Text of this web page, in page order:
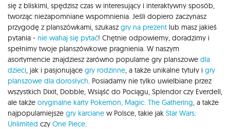
się z bliskimi, spędzisz czas w interesujący i interaktywny sposób,
tworząc niezapomniane wspomnienia. Jeśli dopiero zaczynasz
przygodę z planszówkami, szukasz gry na prezent lub masz jakieś
pytania - nie wahaj się pytać! Chętnie odpowiemy, doradzimy i
spełnimy twoje planszówkowe pragnienia. W naszym
asortymencie znajdziesz zarówno popularne gry planszowe dla
dzieci , jak i pasjonujące gry rodzinne , a także unikalne tytuły i gry
planszowe dla dorosłych . Posiadamy nie tylko uwielbiane przez
wszystkich Dixit, Dobble, Wsiąść do Pociągu, Splendor czy Everdell,
ale także oryginalne karty Pokemon, Magic: The Gathering , a także
najpopularniejsze gry karciane w Polsce, takie jak Star Wars:
Unlimited czy One Piece